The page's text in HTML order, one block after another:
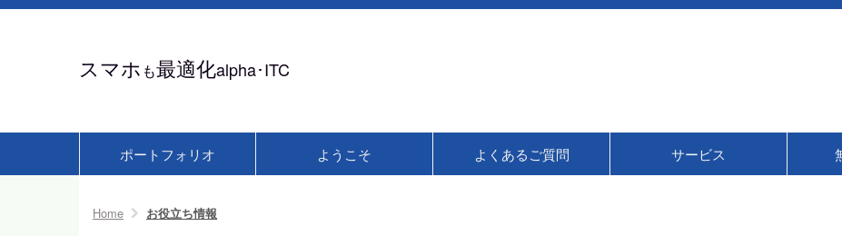
スマホ も最適化alpha･ITC
ポートフォリオ ようこそ よくあるご質問 サービス
Home お役立ち情報